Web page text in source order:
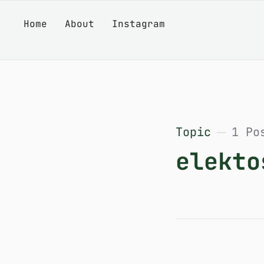
Home About Instagram
Topic 1